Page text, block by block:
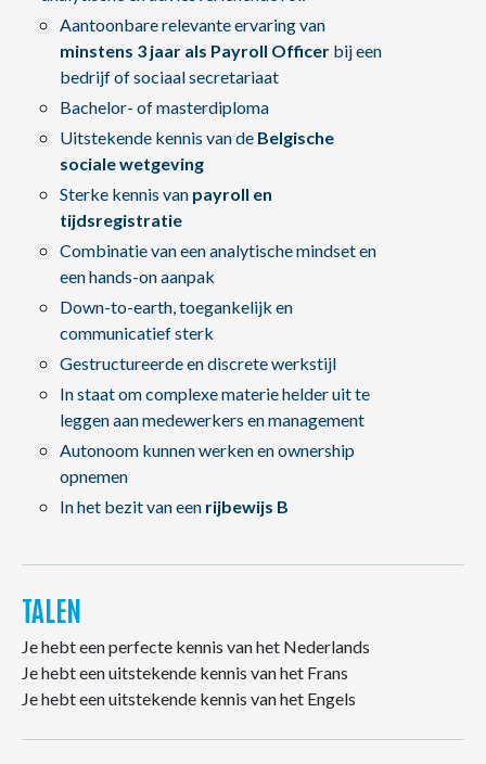
Aantoonbare relevante ervaring van
minstens 3 jaar als Payroll Officer bij een
bedrijf of sociaal secretariaat
Bachelor- of masterdiploma
Uitstekende kennis van de Belgische
sociale wetgeving
Sterke kennis van payroll en
tijdsregistratie
Combinatie van een analytische mindset en
een hands-on aanpak
Down-to-earth, toegankelijk en
communicatief sterk
Gestructureerde en discrete werkstijl
In staat om complexe materie helder uit te
leggen aan medewerkers en management
Autonoom kunnen werken en ownership
opnemen
In het bezit van een rijbewijs B
TALEN
Je hebt een perfecte kennis van het Nederlands
Je hebt een uitstekende kennis van het Frans
Je hebt een uitstekende kennis van het Engels